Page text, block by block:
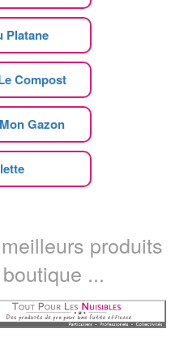
Platane
Compost
Gazon
produits
...